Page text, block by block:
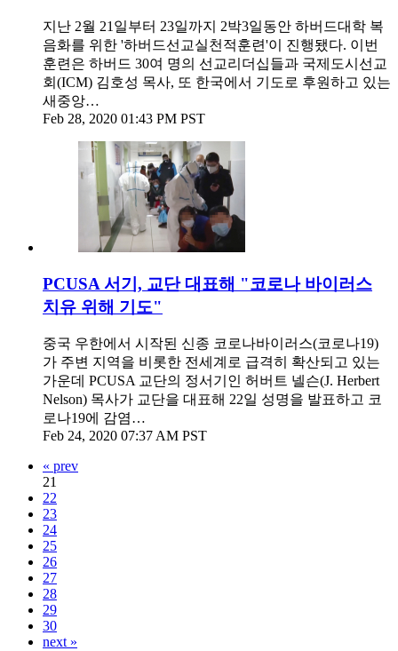
지난 2월 21일부터 23일까지 2박3일동안 하버드대학 복
음화를 위한 '하버드선교실천적훈련'이 진행됐다. 이번
훈련은 하버드 30여 명의 선교리더십들과 국제도시선교
회(ICM) 김호성 목사, 또 한국에서 기도로 후원하고 있는
새중앙…
Feb 28, 2020 01:43 PM PST
PCUSA 서기, 교단 대표해 "코로나 바이러스
치유 위해 기도"
중국 우한에서 시작된 신종 코로나바이러스(코로나19)
가 주변 지역을 비롯한 전세계로 급격히 확산되고 있는
가운데 PCUSA 교단의 정서기인 허버트 넬슨(J. Herbert
Nelson) 목사가 교단을 대표해 22일 성명을 발표하고 코
로나19에 감염…
Feb 24, 2020 07:37 AM PST
« prev
21
22
23
24
25
26
27
28
29
30
next »